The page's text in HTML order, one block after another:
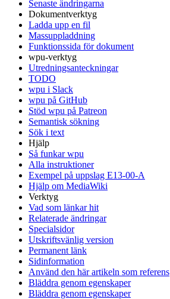
Senaste ändringarna
Dokumentverktyg
Ladda upp en fil
Massuppladdning
Funktionssida för dokument
wpu-verktyg
Utredningsanteckningar
TODO
wpu i Slack
wpu på GitHub
Stöd wpu på Patreon
Semantisk sökning
Sök i text
Hjälp
Så funkar wpu
Alla instruktioner
Exempel på uppslag E13-00-A
Hjälp om MediaWiki
Verktyg
Vad som länkar hit
Relaterade ändringar
Specialsidor
Utskriftsvänlig version
Permanent länk
Sidinformation
Använd den här artikeln som referens
Bläddra genom egenskaper
Bläddra genom egenskaper